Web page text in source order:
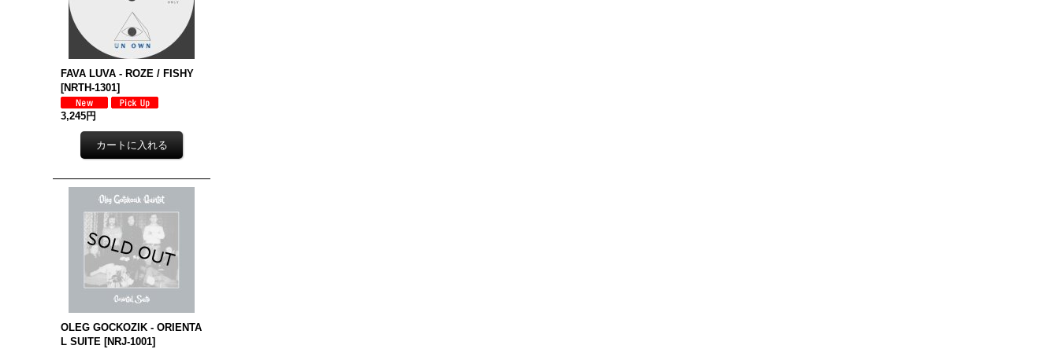
FAVA LUVA - ROZE / FISHY
[NRTH-1301]
3,245円
OLEG GOCKOZIK - ORIENTA
L SUITE [NRJ-1001]